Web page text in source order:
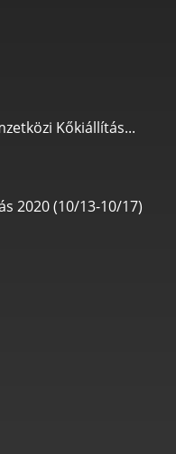
Kőkiállítás...
2020 (10/13-10/17)